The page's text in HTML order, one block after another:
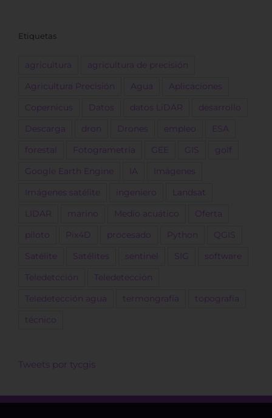
Etiquetas
agricultura agricultura de precisión
Agricultura Precisión Agua Aplicaciones
Copernicus Datos datos LiDAR desarrollo
Descarga dron Drones empleo ESA
forestal Fotogrametría GEE GIS golf
Google Earth Engine IA Imágenes
Imágenes satélite ingeniero Landsat
LIDAR marino Medio acuático Oferta
piloto Pix4D procesado Python QGIS
Satélite Satélites sentinel SIG software
Teledetcción Teledetección
Teledetección agua termongrafía topografía
técnico
Tweets por tycgis